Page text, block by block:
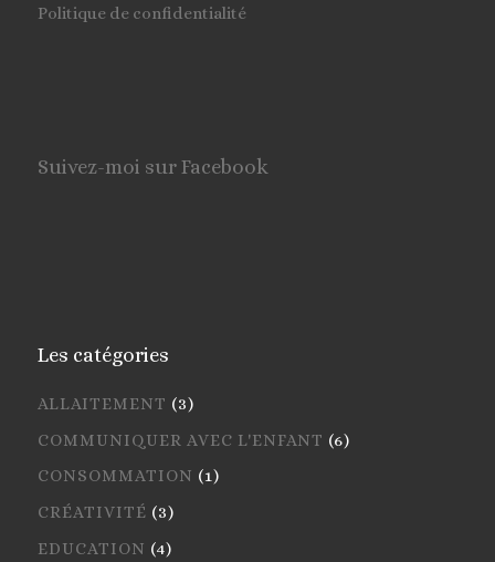
Politique de confidentialité
Suivez-moi sur Facebook
Les catégories
ALLAITEMENT (3)
COMMUNIQUER AVEC L'ENFANT (6)
CONSOMMATION (1)
CRÉATIVITÉ (3)
EDUCATION (4)